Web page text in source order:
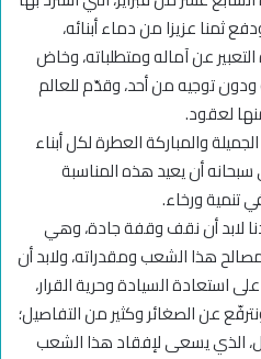
ثمنا عزيزا من دماء أبنائه،
عن آماله ومتطلباته، وخاض
ودون توجيه من أحد، وقدّم للعالم
لعقود.
والمباركة العطرة لكل أبناء
أن يعيد هذه المناسبة
تنمية ورخاء.
لابد أن نقف وقفة جادة، وهي
هذا الشعب ومقدراته، ولابد أن
استعادة السيادة وحرية القرار،
عن الصغائر وكثير من التفاصيل؛
الذي يسعى لإفقاد هذا الشعب